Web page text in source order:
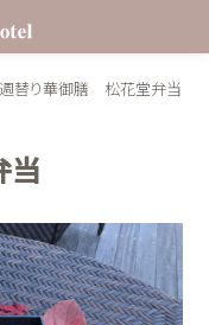
週替り華御膳 松花堂弁当
当